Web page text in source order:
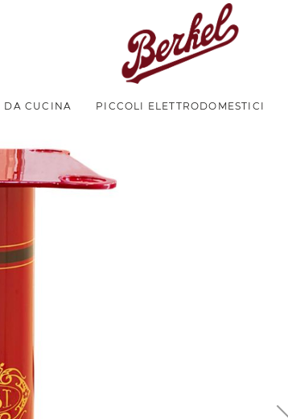
DA CUCINA PICCOLI ELETTRODOMESTICI